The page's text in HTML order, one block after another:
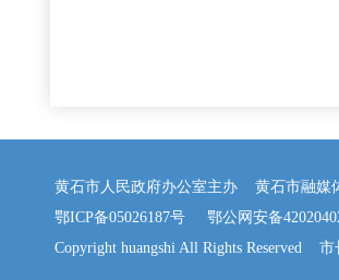
黄石市人民政府办公室主办 黄石市融媒
鄂ICP备05026187号
鄂公网安备
Copyright huangshi All Rights Reserved 市